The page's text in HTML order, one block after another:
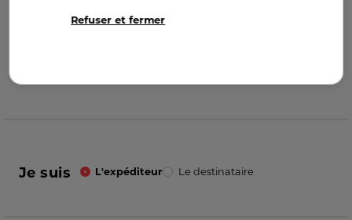
Refuser et fermer
Destination
Je suis L'expéditeur Le destinataire